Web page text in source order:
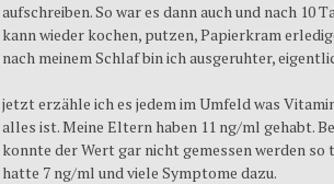
aufschreiben. So war es dann auch und nach 10
kann wieder kochen, putzen, Papierkram
nach meinem Schlaf bin ich ausgeruhter,
jetzt erzähle ich es jedem im Umfeld was
alles ist. Meine Eltern haben 11 ng/ml gehabt.
konnte der Wert gar nicht gemessen werden so
hatte 7 ng/ml und viele Symptome dazu.